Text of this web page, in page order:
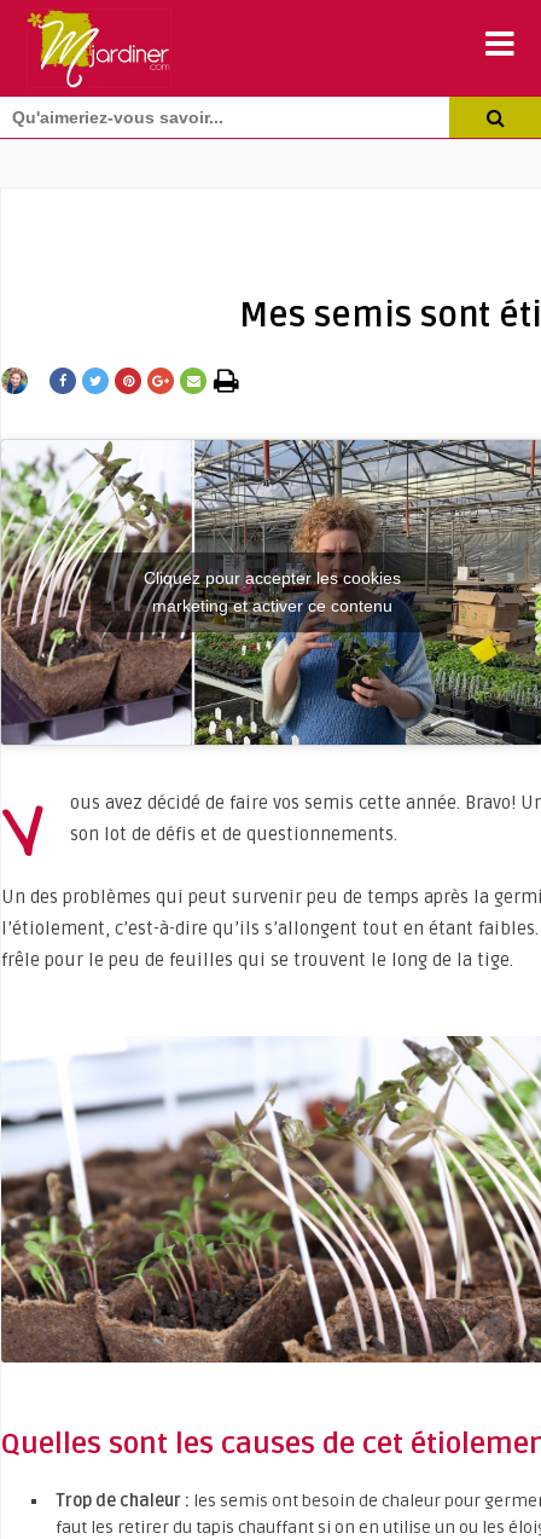
Mes semis sont
Cliquez pour accepter les cookies
marketing et activer ce contenu
V
ous avez décidé de faire vos semis cette année. Bravo!
son lot de défis et de questionnements.
Un des problèmes qui peut survenir peu de temps après la
l’étiolement, c’est-à-dire qu’ils s’allongent tout en étant
frêle pour le peu de feuilles qui se trouvent le long de la tige.
Quelles sont les causes de cet
Trop de chaleur : les semis ont besoin de chaleur pour
faut les retirer du tapis chauffant si on en utilise un ou les